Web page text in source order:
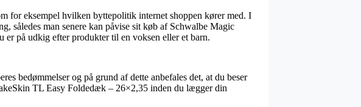
for eksempel hvilken byttepolitik internet shoppen kører med. I
således man senere kan påvise sit køb af Schwalbe Magic
på udkig efter produkter til en voksen eller et barn.
bedømmelser og på grund af dette anbefales det, at du beser
TL Easy Foldedæk – 26×2,35 inden du lægger din